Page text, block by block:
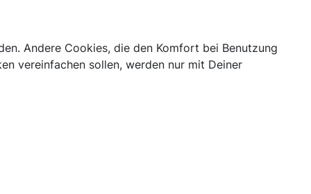
Andere Cookies, die den Komfort bei Benutzung
vereinfachen sollen, werden nur mit Deiner